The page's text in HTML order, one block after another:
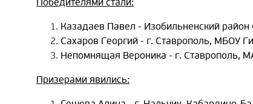
Казадаев Павел - Изобильненский
Сахаров Георгий - г. Ставрополь, МБОУ
Непомнящая Вероника - г. Ставрополь,
Призерами явились: